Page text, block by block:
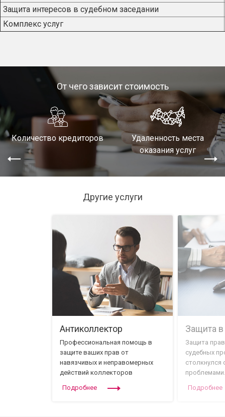
Защита интересов в судебном заседании
Комплекс услуг
От чего зависит стоимость
Количество кредиторов
Удаленность места
оказания услуг
Другие услуги
Антиколлектор
Профессиональная помощь в
защите ваших прав от
навязчивых и неправомерных
действий коллекторов
Подробнее
Защита
Защита
судебных
проблемами.
Подробнее